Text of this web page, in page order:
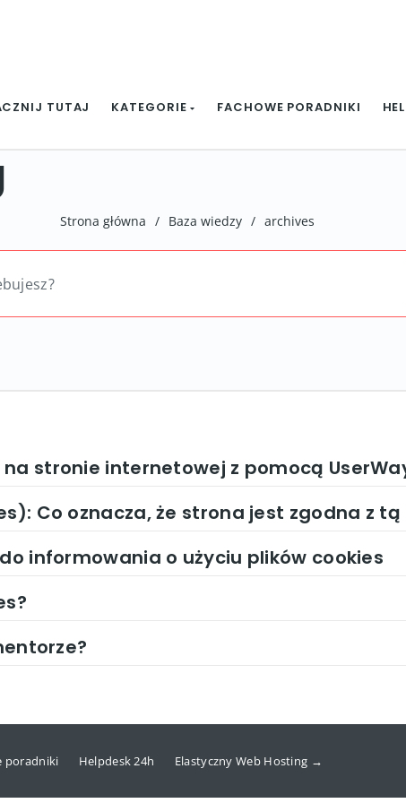
TUTAJ KATEGORIE FACHOWE PORADNIKI
Strona główna / Baza wiedzy / archives
na stronie internetowej z pomocą
Co oznacza, że strona jest zgodna z
informowania o użyciu plików cookies
poradniki Helpdesk 24h Elastyczny Web Hosting →